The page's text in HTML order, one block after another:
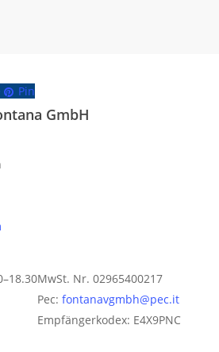
Pin
GmbH
MwSt. Nr. 02965400217
Pec: fontanavgmbh@pec.it
Empfängerkodex: E4X9PNC